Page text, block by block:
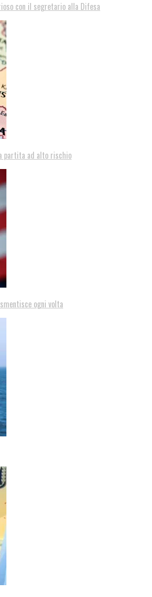
con il segretario alla Difesa
partita ad alto rischio
ogni volta